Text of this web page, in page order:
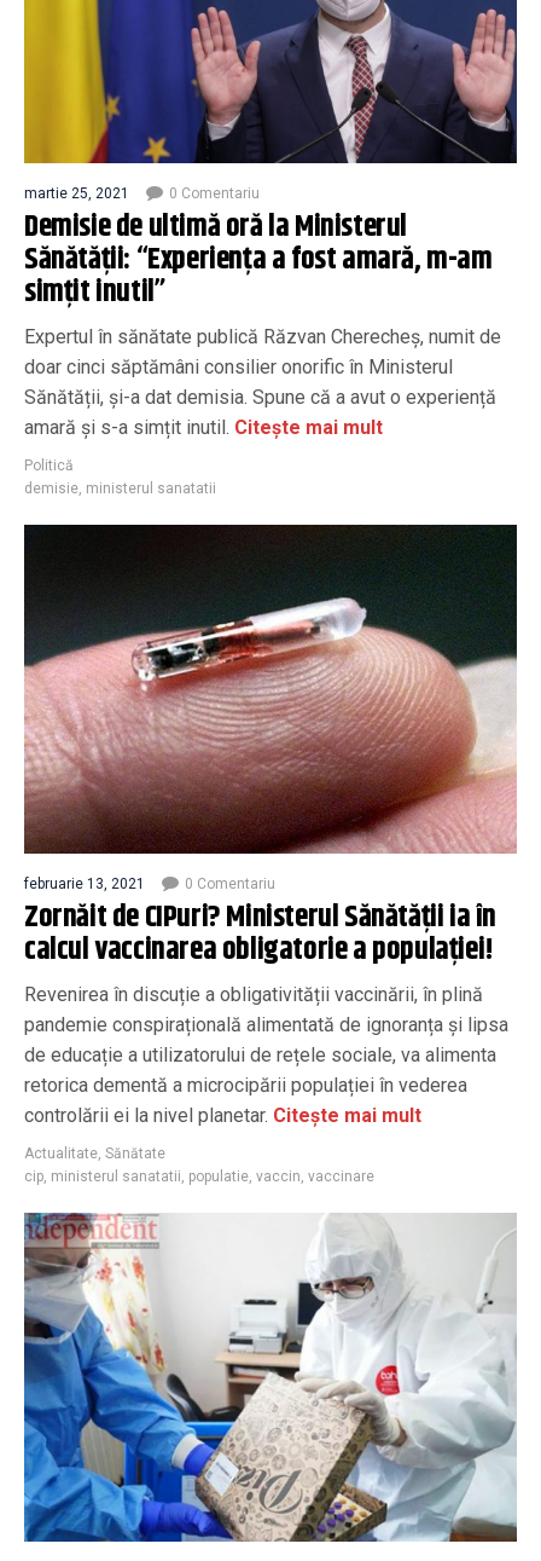
martie 25, 2021 0 Comentariu
Demisie de ultimă oră la Ministerul
Sănătății: “Experiența a fost amară, m-am
simțit inutil”
Expertul în sănătate publică Răzvan Cherecheș, numit de
doar cinci săptămâni consilier onorific în Ministerul
Sănătății, și-a dat demisia. Spune că a avut o experiență
amară și s-a simțit inutil. Citește mai mult
Politică
demisie, ministerul sanatatii
februarie 13, 2021 0 Comentariu
Zornăit de CIPuri? Ministerul Sănătății ia în
calcul vaccinarea obligatorie a populației!
Revenirea în discuție a obligativității vaccinării, în plină
pandemie conspirațională alimentată de ignoranța și lipsa
de educație a utilizatorului de rețele sociale, va alimenta
retorica dementă a microcipării populației în vederea
controlării ei la nivel planetar. Citește mai mult
Actualitate, Sănătate
cip, ministerul sanatatii, populatie, vaccin, vaccinare